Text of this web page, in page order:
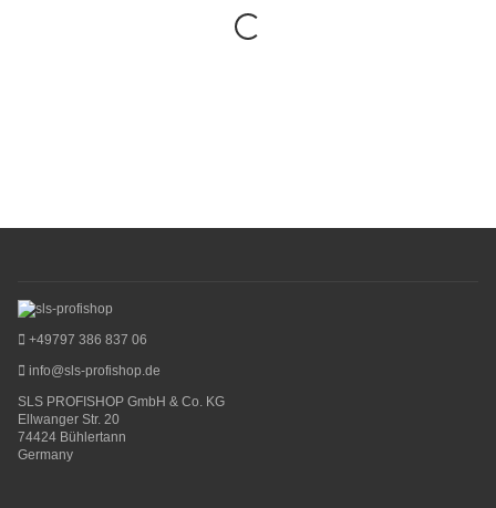
+49797 386 837 06
info@sls-profishop.de
SLS PROFISHOP GmbH & Co. KG
Ellwanger Str. 20
74424 Bühlertann
Germany